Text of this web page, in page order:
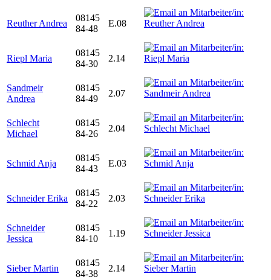
Reuther Andrea
08145
84-48
E.08
Riepl Maria
08145
84-30
2.14
Sandmeir
Andrea
08145
84-49
2.07
Schlecht
Michael
08145
84-26
2.04
Schmid Anja
08145
84-43
E.03
Schneider Erika
08145
84-22
2.03
Schneider
Jessica
08145
84-10
1.19
Sieber Martin
08145
84-38
2.14